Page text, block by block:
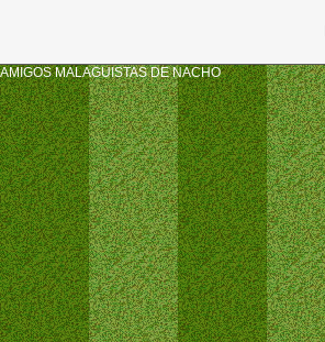
AMIGOS MALAGUISTAS DE NACHO